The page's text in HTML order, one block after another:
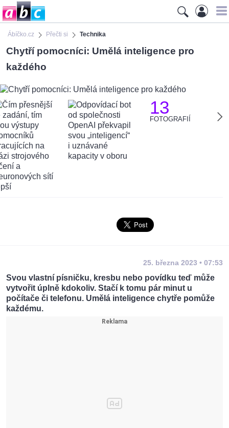
Ábíčko.cz Přečti si Technika
Chytří pomocníci: Umělá inteligence pro
každého
13
FOTOGRAFIÍ
25. března 2023 • 07:53
Svou vlastní písničku, kresbu nebo povídku teď může
vytvořit úplně kdokoliv. Stačí k tomu pár minut u
počítače či telefonu. Umělá inteligence chytře pomůže
každému.